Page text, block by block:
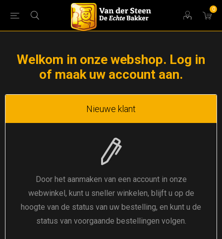
0
Welkom in onze webshop. Log in
of maak uw account aan.
Nieuwe klant
Door het aanmaken van een account in onze
webwinkel, kunt u sneller winkelen, blijft u op de
hoogte van de status van uw bestelling, en kunt u de
status van voorgaande bestellingen volgen.